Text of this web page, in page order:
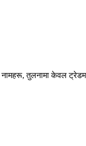
नामहरू, तुलनामा केवल